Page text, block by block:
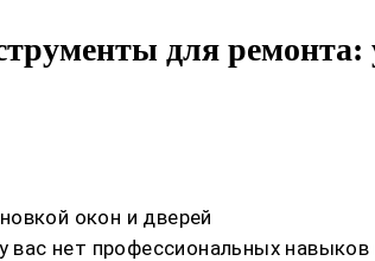
для
окон и дверей
нет профессиональных